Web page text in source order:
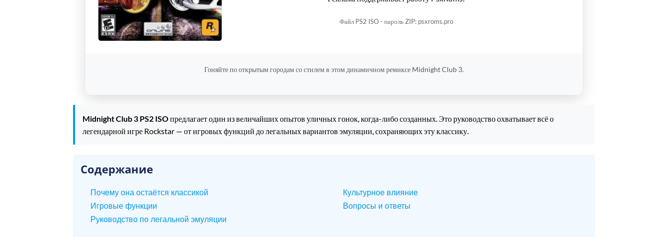
Файл PS2 ISO - пароль ZIP: psxroms.pro
Гоняйте по открытым городам со стилем в этом динамичном ремиксе Midnight Club 3.
Midnight Club 3 PS2 ISOпредлагает один из величайших опытов уличных гонок, когда-либо созданных. Это руководство охватывает всё о
легендарной игре Rockstar — от игровых функций до легальных вариантов эмуляции, сохраняющих эту классику.
Содержание
Почему она остаётся классикой
Игровые функции
Руководство по легальной эмуляции
Культурное влияние
Вопросы и ответы